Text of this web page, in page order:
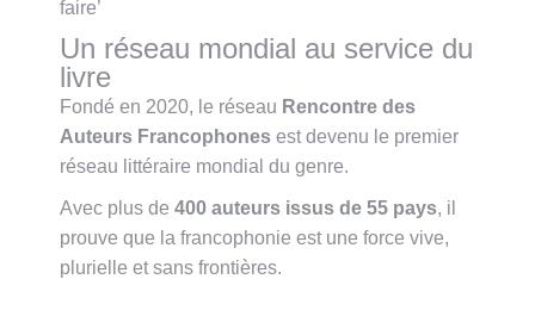
Un réseau mondial au service du
livre
Fondé en 2020, le réseau Rencontre des
Auteurs Francophones est devenu le premier
réseau littéraire mondial du genre.
Avec plus de 400 auteurs issus de 55 pays, il
prouve que la francophonie est une force vive,
plurielle et sans frontières.